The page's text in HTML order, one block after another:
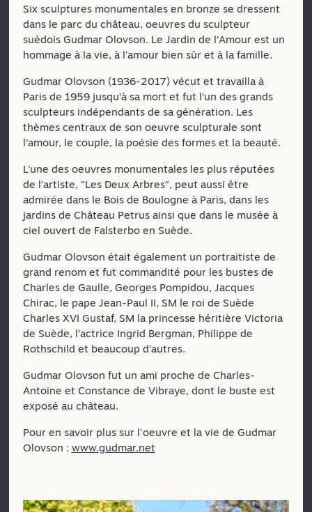
Six sculptures monumentales en bronze se dressent
dans le parc du château, oeuvres du sculpteur
suédois Gudmar Olovson. Le Jardin de l’Amour est un
hommage à la vie, à l’amour bien sûr et à la famille.
Gudmar Olovson (1936-2017) vécut et travailla à
Paris de 1959 jusqu’à sa mort et fut l’un des grands
sculpteurs indépendants de sa génération. Les
thèmes centraux de son oeuvre sculpturale sont
l’amour, le couple, la poésie des formes et la beauté.
L’une des oeuvres monumentales les plus réputées
de l’artiste, “Les Deux Arbres”, peut aussi être
admirée dans le Bois de Boulogne à Paris, dans les
jardins de Château Petrus ainsi que dans le musée à
ciel ouvert de Falsterbo en Suède.
Gudmar Olovson était également un portraitiste de
grand renom et fut commandité pour les bustes de
Charles de Gaulle, Georges Pompidou, Jacques
Chirac, le pape Jean-Paul II, SM le roi de Suède
Charles XVI Gustaf, SM la princesse héritière Victoria
de Suède, l’actrice Ingrid Bergman, Philippe de
Rothschild et beaucoup d’autres.
Gudmar Olovson fut un ami proche de Charles-
Antoine et Constance de Vibraye, dont le buste est
exposé au château.
Pour en savoir plus sur l'oeuvre et la vie de Gudmar
Olovson : www.gudmar.net